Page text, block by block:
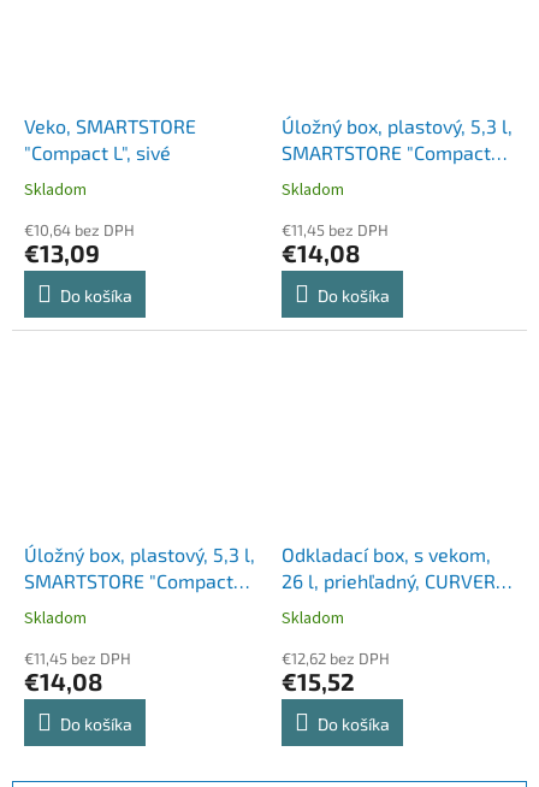
Veko, SMARTSTORE
"Compact L", sivé
Skladom
€10,64 bez DPH
€13,09
Do košíka
Úložný box, plastový, 5,3 l,
SMARTSTORE "Compact
Clear M", priehľadný
Skladom
€11,45 bez DPH
€14,08
Do košíka
Úložný box, plastový, 5,3 l,
SMARTSTORE "Compact
M", biely
Skladom
€11,45 bez DPH
€14,08
Do košíka
Odkladací box, s vekom,
26 l, priehľadný, CURVER
"Essentials"
Skladom
€12,62 bez DPH
€15,52
Do košíka